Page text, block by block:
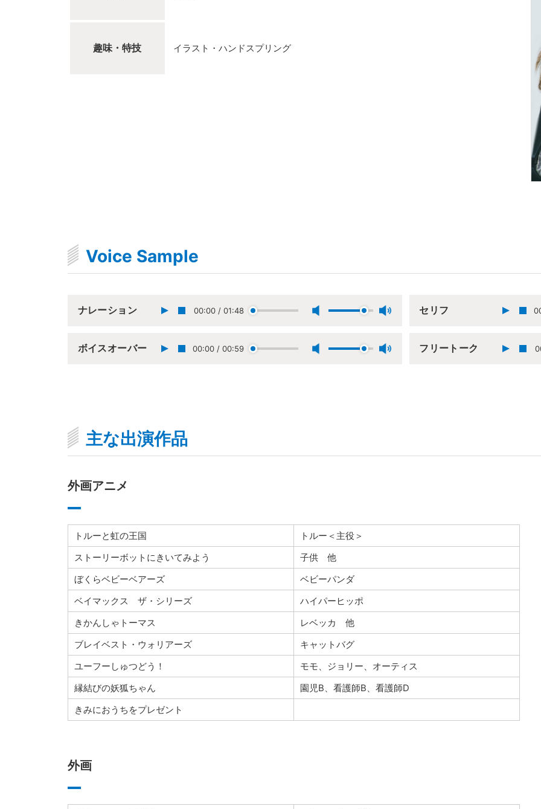
趣味・特技 イラスト・ハンドスプリング
Voice Sample
ナレーション 00:00 / 01:48 セリフ
ボイスオーバー 00:00 / 00:59 フリートーク
主な出演作品
外画アニメ
トルーと虹の王国
トルー＜主役＞
ストーリーボットにきいてみよう
子供 他
ぼくらベビーベアーズ
ベビーパンダ
ベイマックス ザ・シリーズ
ハイパーヒッポ
きかんしゃトーマス
レベッカ 他
ブレイベスト・ウォリアーズ
キャットバグ
ユーフーしゅつどう！
モモ、ジョリー、オーティス
縁結びの妖狐ちゃん
園児B、看護師B、看護師D
きみにおうちをプレゼント
外画